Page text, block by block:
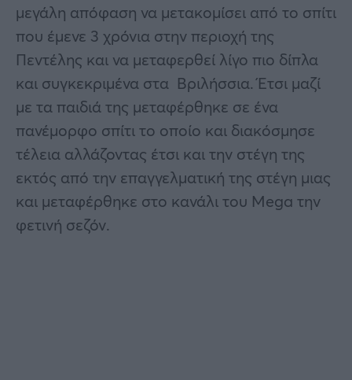
μεγάλη απόφαση να μετακομίσει από το σπίτι
που έμενε 3 χρόνια στην περιοχή της
Πεντέλης και να μεταφερθεί λίγο πιο δίπλα
και συγκεκριμένα στα Βριλήσσια. Έτσι μαζί
με τα παιδιά της μεταφέρθηκε σε ένα
πανέμορφο σπίτι το οποίο και διακόσμησε
τέλεια αλλάζοντας έτσι και την στέγη της
εκτός από την επαγγελματική της στέγη μιας
και μεταφέρθηκε στο κανάλι του Mega την
φετινή σεζόν.